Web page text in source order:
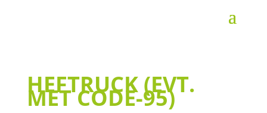
HEFTRUCK (EVT.
MET CODE-95)